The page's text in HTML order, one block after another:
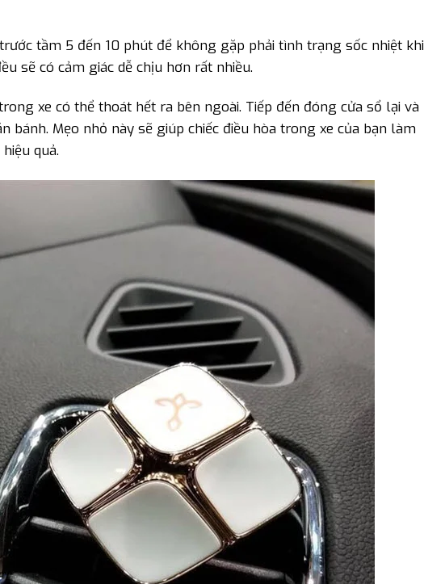
tầm 5 đến 10 phút để không gặp phải tình trạng sốc nhiệt khi
sẽ có cảm giác dễ chịu hơn rất nhiều.
xe có thể thoát hết ra bên ngoài. Tiếp đến đóng cửa sổ lại và
Mẹo nhỏ này sẽ giúp chiếc điều hòa trong xe của bạn làm
quả.